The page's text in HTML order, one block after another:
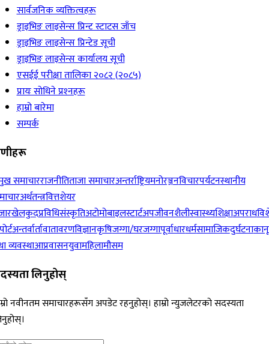
सार्वजनिक व्यक्तित्वहरू
ड्राइभिङ लाइसेन्स प्रिन्ट स्टाटस जाँच
ड्राइभिङ लाइसेन्स प्रिन्टेड सूची
ड्राइभिङ लाइसेन्स कार्यालय सूची
एसईई परीक्षा तालिका २०८२ (२०८५)
प्रायः सोधिने प्रश्‍नहरू
हाम्रो बारेमा
सम्पर्क
समाचारराजनीतिताजा समाचारअन्तर्राष्ट्रियमनोरञ्जनविचारपर्यटनस्थानीय
अर्थतन्त्रवित्तशेयर
खेलकुदप्रविधिसंस्कृतिअटोमोबाइलस्टार्टअपजीवनशैलीस्वास्थ्यशिक्षाअपराध
अन्तर्वार्तावातावरणविज्ञानकृषिजग्गा/घरजग्गापूर्वाधारधर्मसामाजिकदुर्घटना
व्यवस्थाआप्रवासनयुवामहिलामौसम
लिनुहोस्
नवीनतम समाचारहरूसँग अपडेट रहनुहोस्। हाम्रो न्युजलेटरको सदस्यता